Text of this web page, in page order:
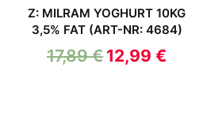
Z: MILRAM YOGHURT 10KG
3,5% FAT (ART-NR: 4684)
17,89€ 12,99 €